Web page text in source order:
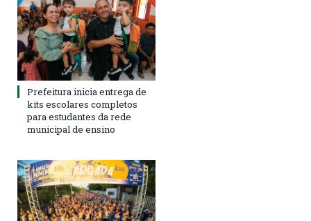
Prefeitura inicia entrega de
kits escolares completos
para estudantes da rede
municipal de ensino